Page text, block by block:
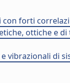
forti
ottiche e
di